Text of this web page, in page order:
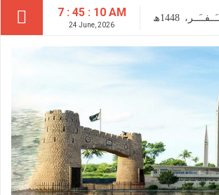
7 : 45 : 10 AM
24 June, 2026
1448ھ